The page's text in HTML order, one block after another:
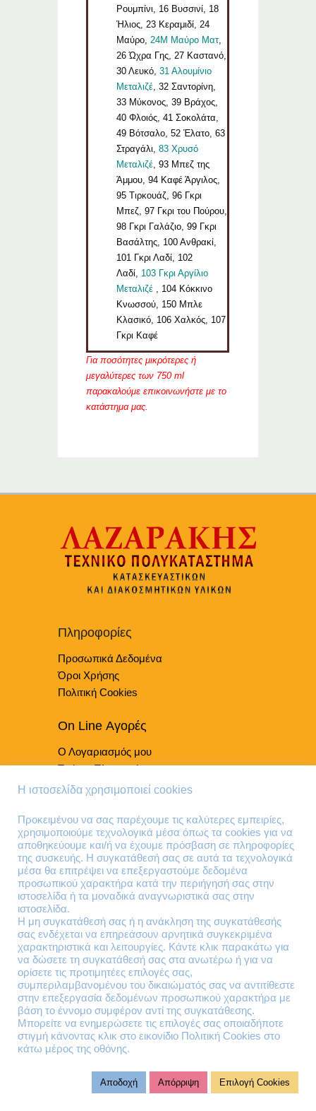
Ρουμπίνι, 16 Βυσσινί, 18
Ήλιος, 23 Κεραμιδί, 24
Μαύρο,24M Μαύρο Ματ,
26 Ώχρα Γης, 27 Καστανό,
30 Λευκό,31 Αλουμίνιο
Μεταλιζέ, 32 Σαντορίνη,
33 Μύκονος, 39 Βράχος,
40 Φλοιός, 41 Σοκολάτα,
49 Βότσαλο, 52 Έλατο, 63
Στραγάλι,83 Χρυσό
Μεταλιζέ, 93 Μπεζ της
Άμμου, 94 Καφέ Άργιλος,
95 Τιρκουάζ, 96 Γκρι
Μπεζ, 97 Γκρι του Πούρου,
98 Γκρι Γαλάζιο, 99 Γκρι
Βασάλτης, 100 Ανθρακί,
101 Γκρι Λαδί, 102
Λαδί, 103 Γκρι Αργίλιο
Μεταλιζέ , 104 Κόκκινο
Κνωσσού, 150 Μπλε
Κλασικό, 106 Χαλκός, 107
Γκρι Καφέ
Για ποσότητες μικρότερες ή
μεγαλύτερες των 750 ml
παρακαλούμε επικοινωνήστε με το
κατάστημα μας.
Πληροφορίες
Προσωπικά Δεδομένα
Όροι Χρήσης
Πολιτική Cookies
On Line Αγορές
Ο Λογαριασμός μου
Τρόποι Πληρωμής
Τρόποι Παράδοσης
Τηλέφωνα Επικοινωνίας
210 41 13 636
210 41 13 280
Διεύθυνση
Θηβών 220
Άγιος Ιωάννης
Ρέντης
Τ.Κ. 182 33
Email
contact@lazarakis.gr
Η ιστοσελίδα χρησιμοποιεί cookies
Προκειμένου να σας παρέχουμε τις καλύτερες εμπειρίες,
χρησιμοποιούμε τεχνολογικά μέσα όπως τα cookies για να
αποθηκεύουμε και/ή να έχουμε πρόσβαση σε πληροφορίες
της συσκευής. Η συγκατάθεσή σας σε αυτά τα τεχνολογικά
μέσα θα επιτρέψει να επεξεργαστούμε δεδομένα
προσωπικού χαρακτήρα κατά την περιήγησή σας στην
ιστοσελίδα ή τα μοναδικά αναγνωριστικά σας στην
ιστοσελίδα.
Η μη συγκατάθεσή σας ή η ανάκληση της συγκατάθεσής
σας ενδέχεται να επηρεάσουν αρνητικά συγκεκριμένα
χαρακτηριστικά και λειτουργίες. Κάντε κλικ παρακάτω για
να δώσετε τη συγκατάθεσή σας στα ανωτέρω ή για να
ορίσετε τις προτιμητέες επιλογές σας,
συμπεριλαμβανομένου του δικαιώματός σας να αντιτίθεστε
στην επεξεργασία δεδομένων προσωπικού χαρακτήρα με
βάση το έννομο συμφέρον αντί της συγκατάθεσης.
Μπορείτε να ενημερώσετε τις επιλογές σας οποιαδήποτε
στιγμή κάνοντας κλικ στο εικονίδιο Πολιτική Cookies στο
κάτω μέρος της οθόνης.
Αποδοχή Απόρριψη Επιλογή Cookies